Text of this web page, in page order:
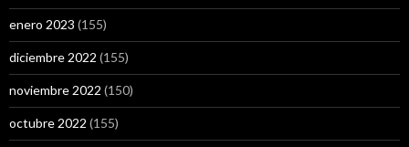
enero 2023 (155)
diciembre 2022 (155)
noviembre 2022 (150)
octubre 2022 (155)